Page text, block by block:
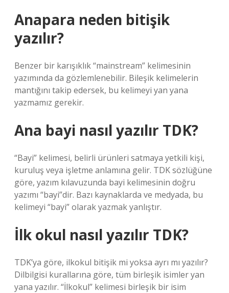
Anapara neden bitişik
yazılır?
Benzer bir karışıklık “mainstream” kelimesinin
yazımında da gözlemlenebilir. Bileşik kelimelerin
mantığını takip edersek, bu kelimeyi yan yana
yazmamız gerekir.
Ana bayi nasıl yazılır TDK?
“Bayi” kelimesi, belirli ürünleri satmaya yetkili kişi,
kuruluş veya işletme anlamına gelir. TDK sözlüğüne
göre, yazım kılavuzunda bayi kelimesinin doğru
yazımı “bayi”dir. Bazı kaynaklarda ve medyada, bu
kelimeyi “bayi” olarak yazmak yanlıştır.
İlk okul nasıl yazılır TDK?
TDK’ya göre, ilkokul bitişik mi yoksa ayrı mı yazılır?
Dilbilgisi kurallarına göre, tüm birleşik isimler yan
yana yazılır. “İlkokul” kelimesi birleşik bir isim